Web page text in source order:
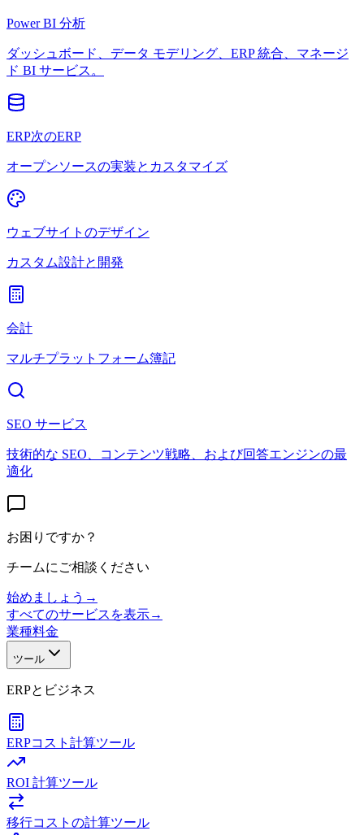
Power BI 分析
ダッシュボード、データ モデリング、ERP 統合、マネージ
ド BI サービス。
ERP次のERP
オープンソースの実装とカスタマイズ
ウェブサイトのデザイン
カスタム設計と開発
会計
マルチプラットフォーム簿記
SEO サービス
技術的な SEO、コンテンツ戦略、および回答エンジンの最
適化
お困りですか？
チームにご相談ください
始めましょう →
すべてのサービスを表示→
業種料金
ツール
ERPとビジネス
ERPコスト計算ツール
ROI 計算ツール
移行コストの計算ツール